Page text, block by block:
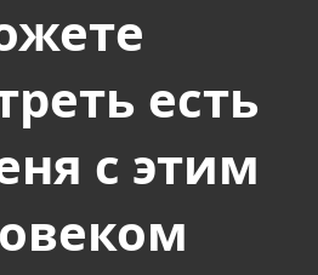
есть
с этим